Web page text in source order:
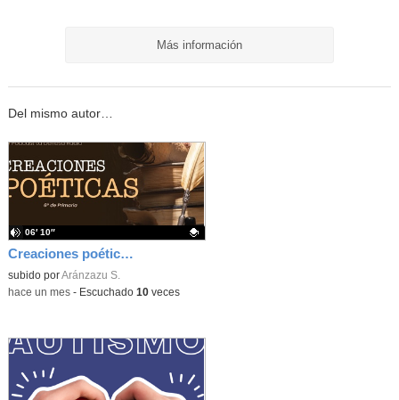
Más información
Del mismo autor…
Creaciones poéticas 6º Primaria
Contenido educativo.
subido porAránzazu S.
06′ 10″
-hace un mes- Escuchado 10veces